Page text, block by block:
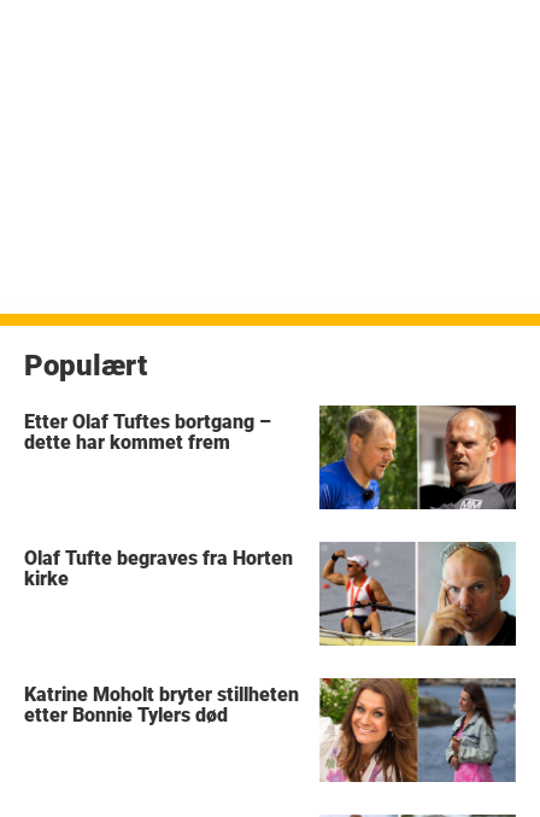
Populært
Etter Olaf Tuftes bortgang –
dette har kommet frem
Olaf Tufte begraves fra Horten
kirke
Katrine Moholt bryter stillheten
etter Bonnie Tylers død